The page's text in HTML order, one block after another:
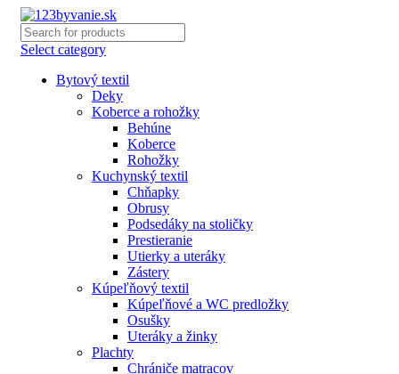
Select category
Bytový textil
Deky
Koberce a rohožky
Behúne
Koberce
Rohožky
Kuchynský textil
Chňapky
Obrusy
Podsedáky na stoličky
Prestieranie
Utierky a uteráky
Zástery
Kúpeľňový textil
Kúpeľňové a WC predložky
Osušky
Uteráky a žinky
Plachty
Chrániče matracov